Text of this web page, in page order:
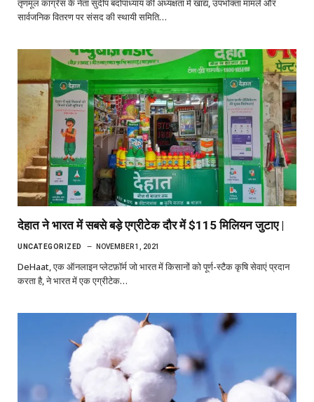
तृणमूल कांग्रेस के नेता सुदीप बंदोपाध्याय की अध्यक्षता में खाद्य, उपभोक्ता मामले और
सार्वजनिक वितरण पर संसद की स्थायी समिति…
देहात ने भारत में सबसे बड़े एग्रीटेक दौर में $115 मिलियन जुटाए |
UNCATEGORIZED NOVEMBER 1, 2021
DeHaat, एक ऑनलाइन प्लेटफ़ॉर्म जो भारत में किसानों को पूर्ण-स्टैक कृषि सेवाएं प्रदान
करता है, ने भारत में एक एग्रीटेक…